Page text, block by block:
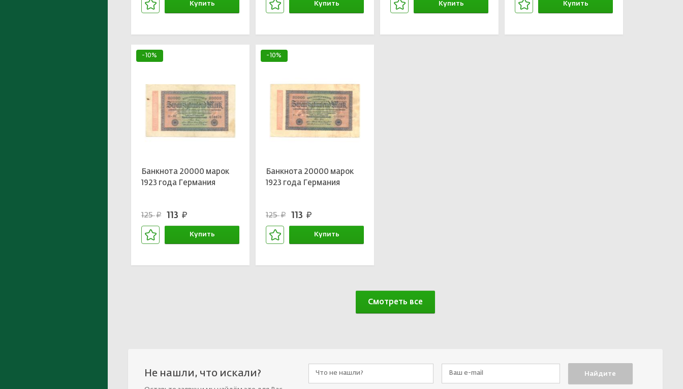
Купить Купить Купить Купить
-10%
Банкнота 20000 марок
1923 года Германия
125руб. 113 руб.
Купить
-10%
Банкнота 20000 марок
1923 года Германия
125руб. 113 руб.
Купить
Смотреть все
Не нашли, что искали?